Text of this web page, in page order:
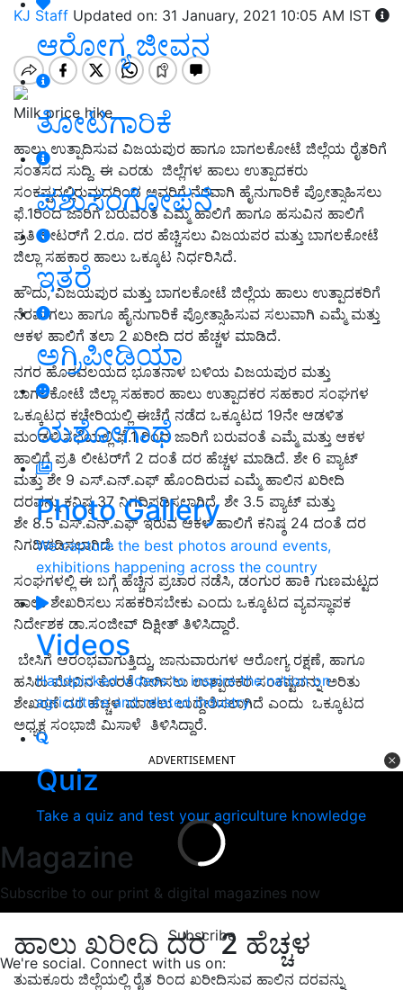
ಆರೋಗ್ಯ ಜೀವನ
ತೋಟಗಾರಿಕೆ
ಪಶುಸಂಗೋಪನೆ
ಇತರೆ
ಅಗ್ರಿಪೀಡಿಯಾ
ಯಶೋಗಾಥೆ
Photo Gallery
We capture the best photos around events,
exhibitions happening across the country
Videos
Handpicked videos to inspire the nation on
agriculture and related industry
Quiz
Take a quiz and test your agriculture knowledge
Magazine
Subscribe to our print & digital magazines now
Subscribe
We're social. Connect with us on:
KJ Staff Updated on: 31 January, 2021 10:05 AM IST
Milk price hike
ಹಾಲು ಉತ್ಪಾದಿಸುವ ವಿಜಯಪುರ ಹಾಗೂ ಬಾಗಲಕೋಟೆ ಜಿಲ್ಲೆಯ ರೈತರಿಗೆ
ಸಂತಸದ ಸುದ್ದಿ. ಈ ಎರಡು ಜಿಲ್ಲೆಗಳ ಹಾಲು ಉತ್ಪಾದಕರು
ಸಂಕಷ್ಟದಲ್ಲಿರುವುದರಿಂದ ಅವರಿಗೆ ನೆರವಾಗಿ ಹೈನುಗಾರಿಕೆ ಪ್ರೋತ್ಸಾಹಿಸಲು
ಫೆ.1ರಿಂದ ಜಾರಿಗೆ ಬರುವಂತೆ ಎಮ್ಮೆ ಹಾಲಿಗೆ ಹಾಗೂ ಹಸುವಿನ ಹಾಲಿಗೆ
ಪ್ರತಿ ಲೀಟರ್‌ಗೆ 2.ರೂ. ದರ ಹೆಚ್ಚಿಸಲು ವಿಜಯಪರ ಮತ್ತು ಬಾಗಲಕೋಟೆ
ಜಿಲ್ಲಾ ಸಹಕಾರ ಹಾಲು ಒಕ್ಕೂಟ ನಿರ್ಧರಿಸಿದೆ.
ಹೌದು, ವಿಜಯಪುರ ಮತ್ತು ಬಾಗಲಕೋಟೆ ಜಿಲ್ಲೆಯ ಹಾಲು ಉತ್ಪಾದಕರಿಗೆ
ನೆರವಾಗಲು ಹಾಗೂ ಹೈನುಗಾರಿಕೆ ಪ್ರೋತ್ಸಾಹಿಸುವ ಸಲುವಾಗಿ ಎಮ್ಮೆ ಮತ್ತು
ಆಕಳ ಹಾಲಿಗೆ ತಲಾ 2 ಖರೀದಿ ದರ ಹೆಚ್ಚಳ ಮಾಡಿದೆ.
ನಗರ ಹೊರವಲಯದ ಭೂತನಾಳ ಬಳಿಯ ವಿಜಯಪುರ ಮತ್ತು
ಬಾಗಲಕೋಟೆ ಜಿಲ್ಲಾ ಸಹಕಾರ ಹಾಲು ಉತ್ಪಾದಕರ ಸಹಕಾರ ಸಂಘಗಳ
ಒಕ್ಕೂಟದ ಕಚೇರಿಯಲ್ಲಿ ಈಚೆಗೆ ನಡೆದ ಒಕ್ಕೂಟದ 19ನೇ ಆಡಳಿತ
ಮಂಡಳಿ ಸಭೆಯಲ್ಲಿ ಫೆ.1 ರಿಂದ ಜಾರಿಗೆ ಬರುವಂತೆ ಎಮ್ಮೆ ಮತ್ತು ಆಕಳ
ಹಾಲಿಗೆ ಪ್ರತಿ ಲೀಟರ್‌ಗೆ 2 ದಂತೆ ದರ ಹೆಚ್ಚಳ ಮಾಡಿದೆ. ಶೇ 6 ಪ್ಯಾಟ್
ಮತ್ತು ಶೇ 9 ಎಸ್.ಎನ್.ಎಫ್‍ ಹೊಂದಿರುವ ಎಮ್ಮೆ ಹಾಲಿನ ಖರೀದಿ
ದರವನ್ನು ಕನಿಷ್ಠ 37 ನಿಗದಿಪಡಿಸಲಾಗಿದೆ. ಶೇ 3.5 ಪ್ಯಾಟ್ ಮತ್ತು
ಶೇ 8.5 ಎಸ್.ಎನ್.ಎಫ್‍ ಇರುವ ಆಕಳ ಹಾಲಿಗೆ ಕನಿಷ್ಠ 24 ದಂತೆ ದರ
ನಿಗದಿಪಡಿಸಲಾಗಿದೆ.
ಸಂಘಗಳಲ್ಲಿ ಈ ಬಗ್ಗೆ ಹೆಚ್ಚಿನ ಪ್ರಚಾರ ನಡೆಸಿ, ಡಂಗುರ ಹಾಕಿ ಗುಣಮಟ್ಟದ
ಹಾಲು ಶೇಖರಿಸಲು ಸಹಕರಿಸಬೇಕು ಎಂದು ಒಕ್ಕೂಟದ ವ್ಯವಸ್ಥಾಪಕ
ನಿರ್ದೇಶಕ ಡಾ.ಸಂಜೀವ್ ದಿಕ್ಷೀತ್ ತಿಳಿಸಿದ್ದಾರೆ.
ಬೇಸಿಗೆ ಆರಂಭವಾಗುತ್ತಿದ್ದು, ಜಾನುವಾರುಗಳ ಆರೋಗ್ಯ ರಕ್ಷಣೆ, ಹಾಗೂ
ಹಸಿರು ಮೇವಿನ ಕೊರತೆ ನೀಗಿಸಲು ಉತ್ಪಾದಕರ ಸಂಕಷ್ಟವನ್ನು ಅರಿತು
ಶೇಖರಣೆ ದರ ಹೆಚ್ಚಳ ಮಾಡಲು ಉದ್ದೇಶಿಸಲಾಗಿದೆ ಎಂದು ಒಕ್ಕೂಟದ
ಅಧ್ಯಕ್ಷ ಸಂಭಾಜಿ ಮಿಸಾಳೆ ತಿಳಿಸಿದ್ದಾರೆ.
ADVERTISEMENT
ಹಾಲು ಖರೀದಿ ದರ 2 ಹೆಚ್ಚಳ
ತುಮಕೂರು ಜಿಲ್ಲೆಯಲ್ಲಿ ರೈತ ರಿಂದ ಖರೀದಿಸುವ ಹಾಲಿನ ದರವನ್ನು